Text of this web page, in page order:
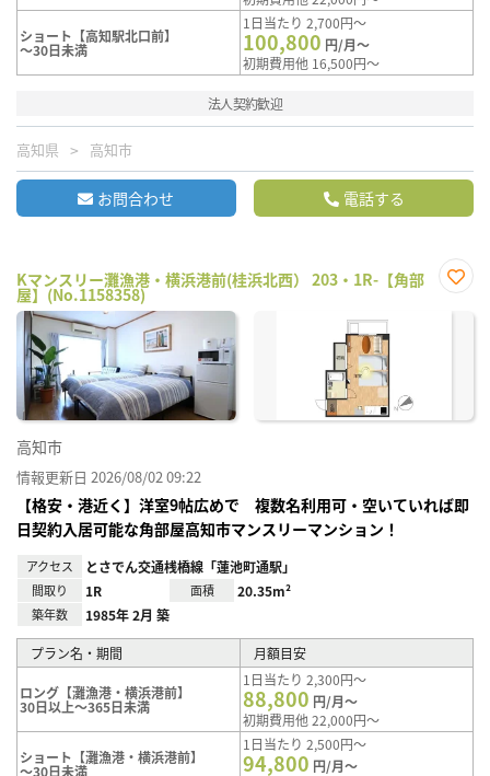
ショート【高知駅北口前】
～30日未満
1日当たり 2,700円～
100,800 円/月～
初期費用他 16,500円～
法人契約歓迎
高知県 高知市
お問合わせ 電話する
Kマンスリー灘漁港・横浜港前(桂浜北西） 203・1R-【角部
屋】(No.1158358)
に入
高知市
情報更新日 2026/08/02 09:22
【格安・港近く】洋室9帖広めで 複数名利用可・空いていれば即
日契約入居可能な角部屋高知市マンスリーマンション！
アクセス とさでん交通桟橋線「蓮池町通駅」
間取り 1R 面積 20.35m²
築年数 1985年 2月 築
プラン名・期間 月額目安
ロング【灘漁港・横浜港前】
30日以上～365日未満
1日当たり 2,300円～
88,800 円/月～
初期費用他 22,000円～
ショート【灘漁港・横浜港前】
～30日未満
1日当たり 2,500円～
94,800 円/月～